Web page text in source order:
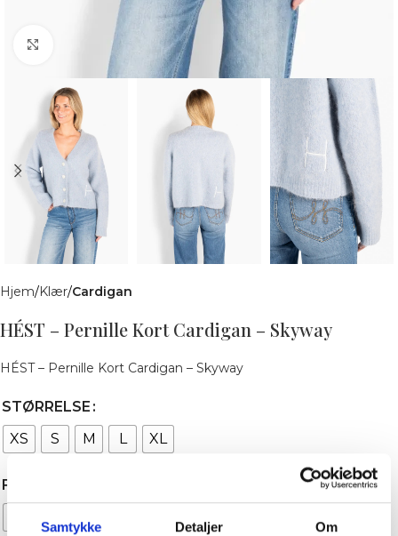
Samtykke Detaljer Om
Klikk for å forstørre
Hjem Klær Cardigan
HÉST – Pernille Kort Cardigan – Skyway
HÉST – Pernille Kort Cardigan – Skyway
STØRRELSE
XS
S M L XL
FARGE